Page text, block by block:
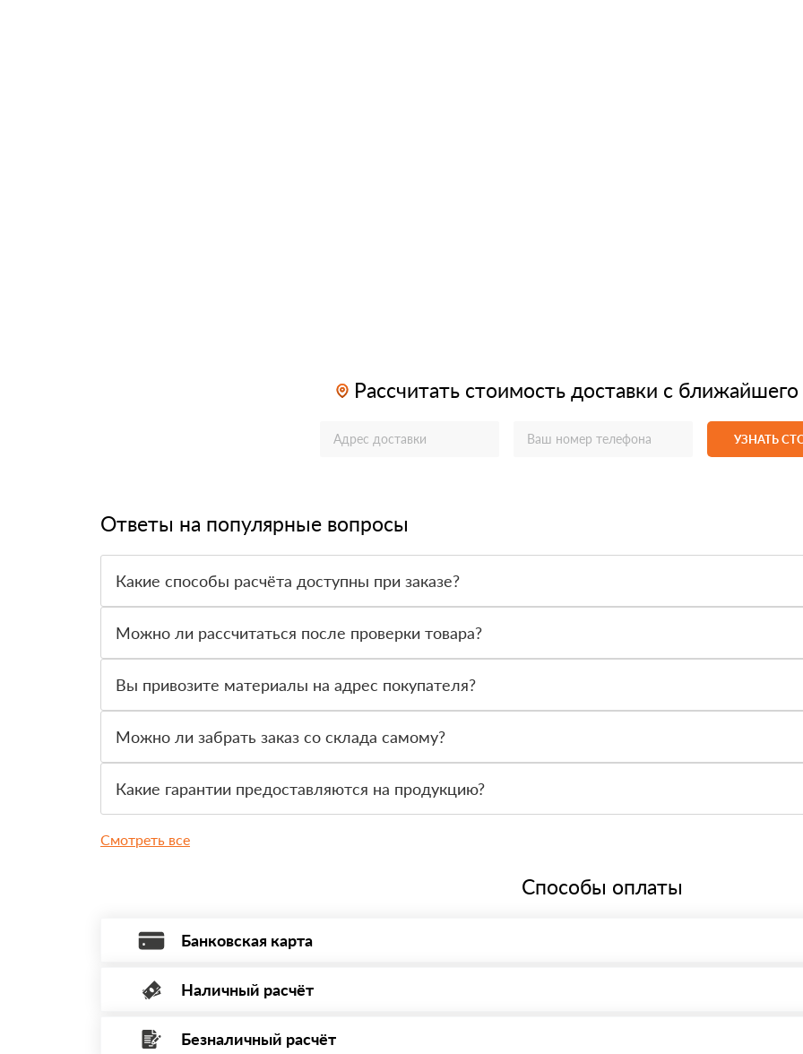
Рассчитать стоимость доставки с ближайшего
УЗНАТЬ
Ответы на популярные вопросы
Какие способы расчёта доступны при заказе?
Можно ли рассчитаться после проверки товара?
Вы привозите материалы на адрес покупателя?
Можно ли забрать заказ со склада самому?
Какие гарантии предоставляются на продукцию?
Смотреть все
Способы оплаты
Банковская карта
Оплата банковской картой, через Интернет, возможна через системы электронных платежей.
Минимальная сумма платежа — 1 рубль.
Максимальная сумма платежа отсутствует.
Наличный расчёт
Вы можете оплатить наличными по факту приема материала после проверки качества и количества
Безналичный расчёт